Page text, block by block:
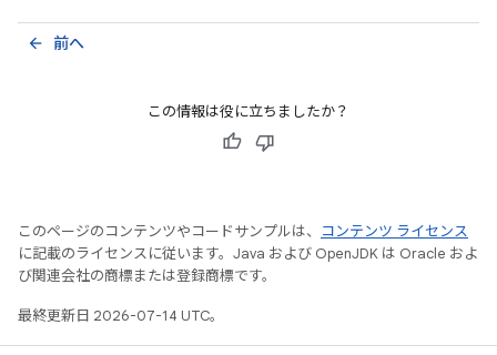
前へ
arrow_back
この情報は役に立ちましたか？
このページのコンテンツやコードサンプルは、
コンテンツ ライセンス
に記載のライセンスに従います。Java および OpenJDK は Oracle およ
び関連会社の商標または登録商標です。
最終更新日 2026-07-14 UTC。